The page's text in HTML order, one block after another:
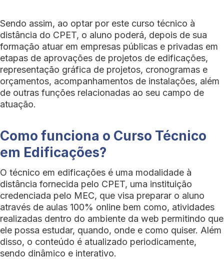
Sendo assim, ao optar por este curso técnico à
distância do CPET, o aluno poderá, depois de sua
formação atuar em empresas públicas e privadas em
etapas de aprovações de projetos de edificações,
representação gráfica de projetos, cronogramas e
orçamentos, acompanhamentos de instalações, além
de outras funções relacionadas ao seu campo de
atuação.
Como funciona o Curso Técnico
em Edificações?
O técnico em edificações é uma modalidade à
distância fornecida pelo CPET, uma instituição
credenciada pelo MEC, que visa preparar o aluno
através de aulas 100% online bem como, atividades
realizadas dentro do ambiente da web permitindo que
ele possa estudar, quando, onde e como quiser. Além
disso, o conteúdo é atualizado periodicamente,
sendo dinâmico e interativo.